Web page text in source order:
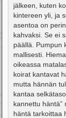
jälkeen, kuten
kintereen yli, ja
asentoa on
kahvaksi. Se ei
päällä. Pumpun
mallisesti.
oikeassa
koirat kantavat
mutta hännän
kantaa
kannettu häntä”
häntä tarkoittaa